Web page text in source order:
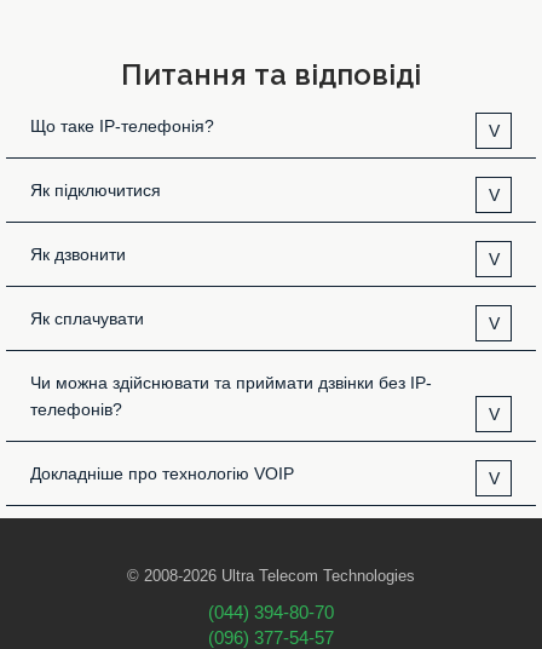
Питання та відповіді
Що таке IP-телефонія? V
Як підключитися V
Як дзвонити V
Як сплачувати V
Чи можна здійснювати та приймати дзвінки без IP-
телефонів?
V
Докладніше про технологію VOIP V
© 2008-2026 Ultra Telecom Technologies
(044) 394-80-70
(096) 377-54-57